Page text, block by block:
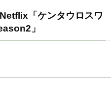
「ケンタウロスワ
」